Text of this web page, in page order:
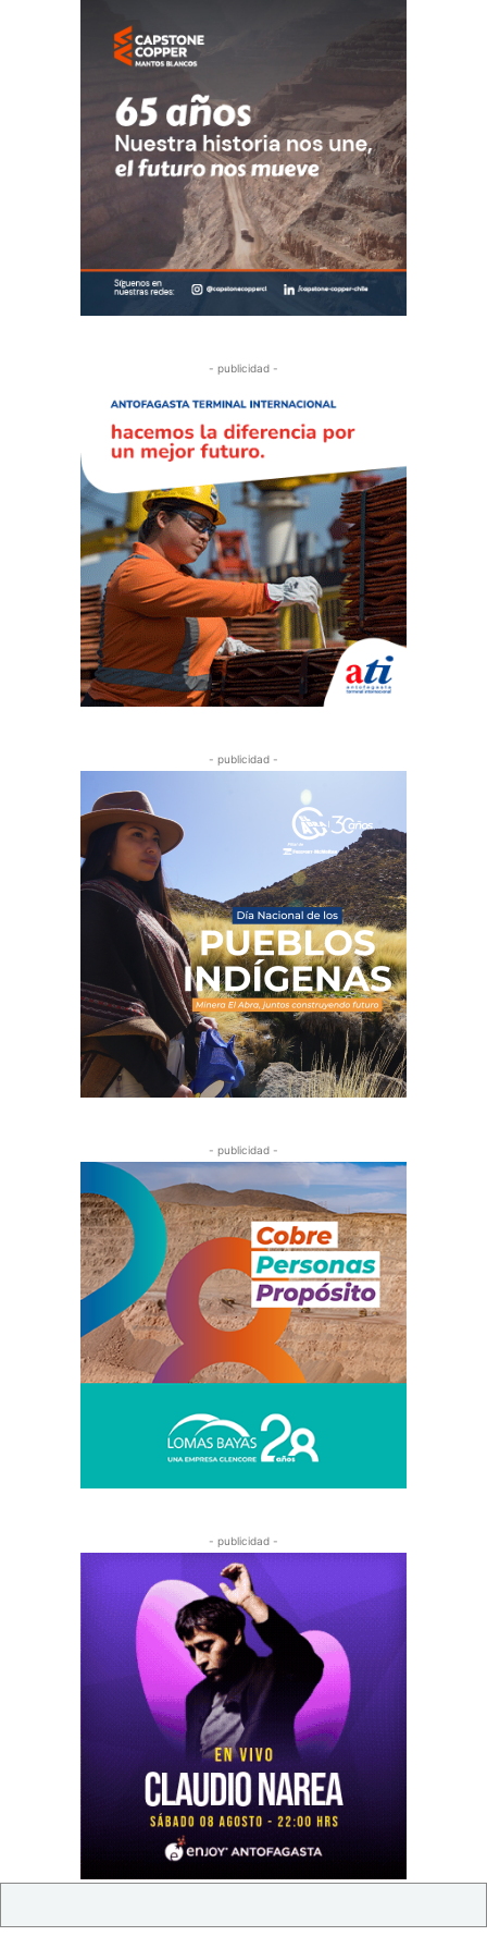
- publicidad -
- publicidad -
- publicidad -
- publicidad -